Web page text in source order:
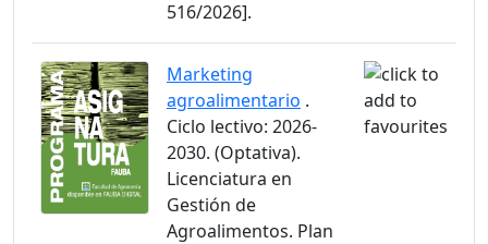
516/2026].
Marketing
agroalimentario .
Ciclo lectivo: 2026-
2030. (Optativa).
Licenciatura en
Gestión de
Agroalimentos. Plan